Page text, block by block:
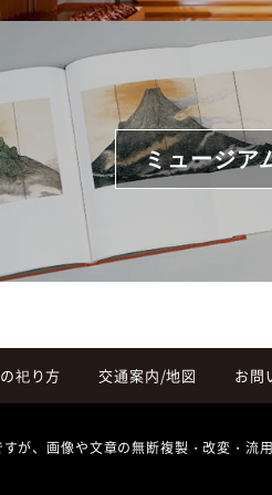
ミュージア
祀り方 交通案内/地図 お問
が、画像や文章の無断複製・改変・流